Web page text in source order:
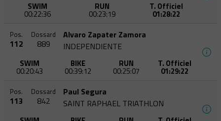
SWIM
00:22:36
RUN
00:23:19
T. Officiel
01:28:22
Pos.
112
Dossard
889
Alvaro Zapater Zamora
INDEPENDIENTE
SWIM
00:20:43
BIKE
00:39:12
RUN
00:25:07
T. Officiel
01:29:22
Pos.
113
Dossard
842
Paul Segura
SAINT RAPHAEL TRIATHLON